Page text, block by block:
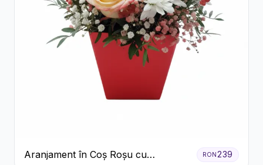
Aranjament în Coș Roșu cu
RON239